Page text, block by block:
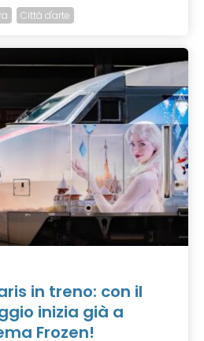
Città d'arte
in treno: con il
inizia già a
Frozen!